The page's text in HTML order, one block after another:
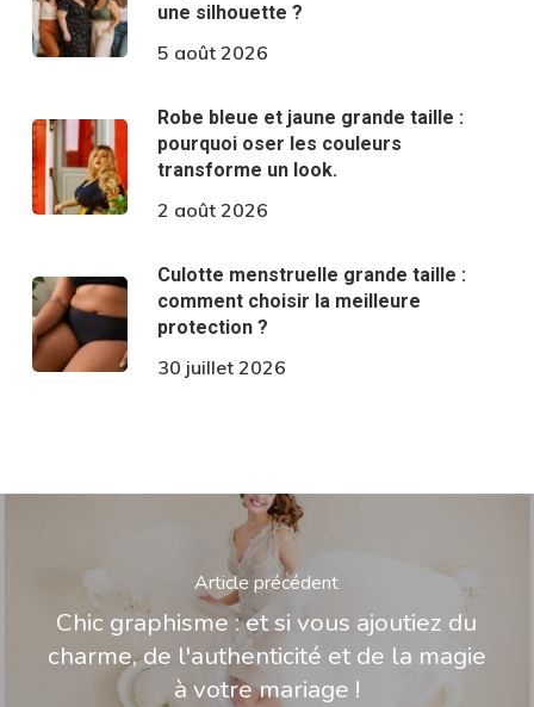
une silhouette ?
5 août 2026
Robe bleue et jaune grande taille :
pourquoi oser les couleurs
transforme un look.
2 août 2026
Culotte menstruelle grande taille :
comment choisir la meilleure
protection ?
30 juillet 2026
Article précédent
Chic graphisme : et si vous ajoutiez du
charme, de l'authenticité et de la magie
à votre mariage !